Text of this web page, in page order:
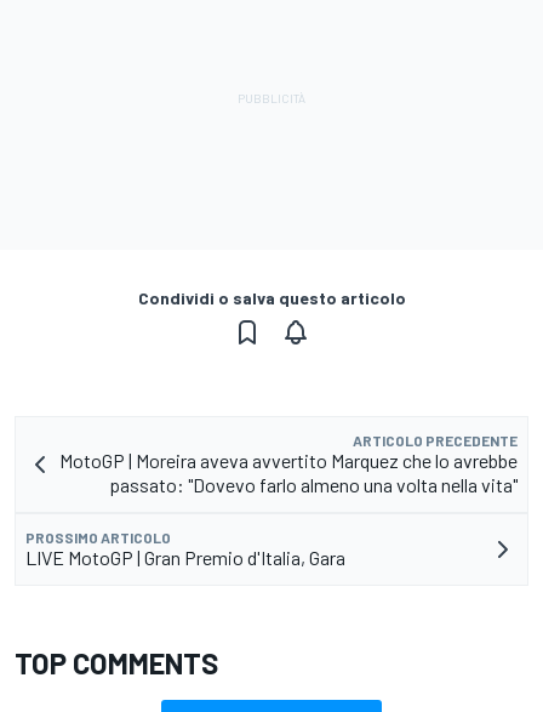
Condividi o salva questo articolo
ARTICOLO PRECEDENTE
MotoGP | Moreira aveva avvertito Marquez che lo avrebbe
passato: "Dovevo farlo almeno una volta nella vita"
PROSSIMO ARTICOLO
LIVE MotoGP | Gran Premio d'Italia, Gara
TOP COMMENTS